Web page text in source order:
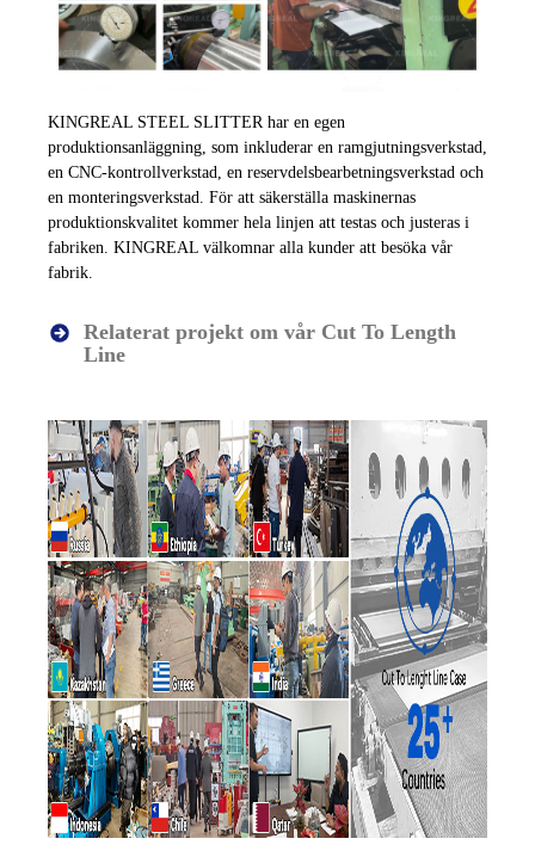
KINGREAL STEEL SLITTER har en egen
produktionsanläggning, som inkluderar en ramgjutningsverkstad,
en CNC-kontrollverkstad, en reservdelsbearbetningsverkstad och
en monteringsverkstad. För att säkerställa maskinernas
produktionskvalitet kommer hela linjen att testas och justeras i
fabriken. KINGREAL välkomnar alla kunder att besöka vår
fabrik.
Relaterat projekt om vår Cut To Length
Line